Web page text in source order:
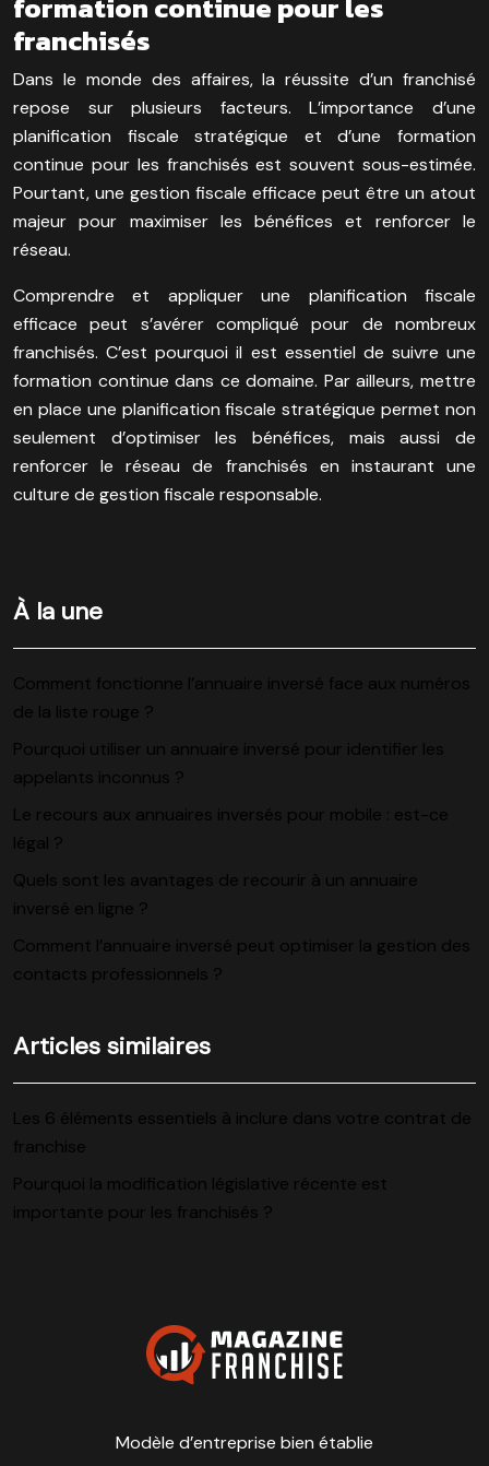
franchisés
Dans le monde des affaires, la réussite d’un franchisé
repose sur plusieurs facteurs. L’importance d’une
planification fiscale stratégique et d’une formation
continue pour les franchisés est souvent sous-estimée.
Pourtant, une gestion fiscale efficace peut être un atout
majeur pour maximiser les bénéfices et renforcer le
réseau.
Comprendre et appliquer une planification fiscale
efficace peut s’avérer compliqué pour de nombreux
franchisés. C’est pourquoi il est essentiel de suivre une
formation continue dans ce domaine. Par ailleurs, mettre
en place une planification fiscale stratégique permet non
seulement d’optimiser les bénéfices, mais aussi de
renforcer le réseau de franchisés en instaurant une
culture de gestion fiscale responsable.
À la une
Comment fonctionne l’annuaire inversé face aux numéros
de la liste rouge ?
Pourquoi utiliser un annuaire inversé pour identifier les
appelants inconnus ?
Le recours aux annuaires inversés pour mobile : est-ce
légal ?
Quels sont les avantages de recourir à un annuaire
inversé en ligne ?
Comment l’annuaire inversé peut optimiser la gestion des
contacts professionnels ?
Articles similaires
Les 6 éléments essentiels à inclure dans votre contrat de
franchise
Pourquoi la modification législative récente est
importante pour les franchisés ?
Modèle d’entreprise bien établie